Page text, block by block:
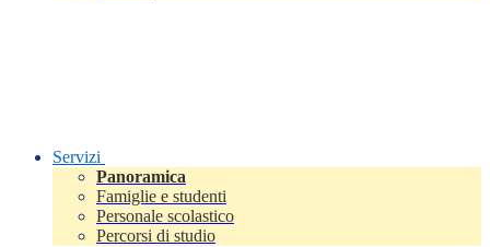
Servizi
Panoramica
Famiglie e studenti
Personale scolastico
Percorsi di studio